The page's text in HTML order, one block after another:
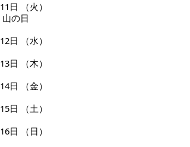
11日
（火）
山の日
12日
（水）
13日
（木）
14日
（金）
15日
（土）
16日
（日）